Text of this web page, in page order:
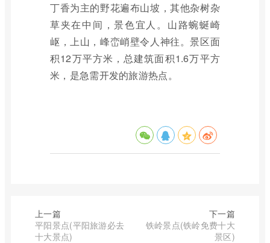
丁香为主的野花遍布山坡，其他杂树杂
草夹在中间，景色宜人。山路蜿蜒崎
岖，上山，峰峦峭壁令人神往。景区面
积12万平方米，总建筑面积1.6万平方
米，是急需开发的旅游热点。
上一篇
平阳景点(平阳旅游必去
十大景点)
下一篇
铁岭景点(铁岭免费十大
景区)